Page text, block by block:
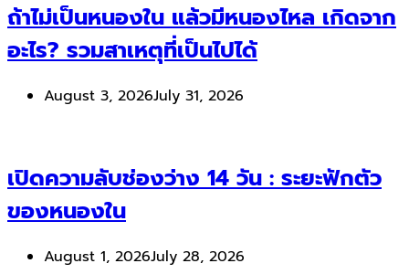
ถ้าไม่เป็นหนองใน แล้วมีหนองไหล เกิดจาก
อะไร? รวมสาเหตุที่เป็นไปได้
August 3, 2026July 31, 2026
เปิดความลับช่องว่าง 14 วัน : ระยะฟักตัว
ของหนองใน
August 1, 2026July 28, 2026